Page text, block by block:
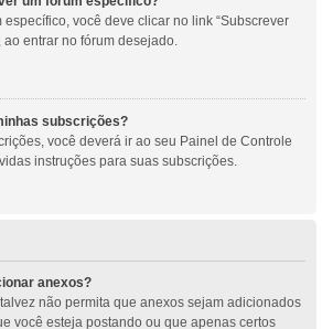
específico, você deve clicar no link “Subscrever
ao entrar no fórum desejado.
subscrições?
você deverá ir ao seu Painel de Controle
instruções para suas subscrições.
anexos?
não permita que anexos sejam adicionados
você esteja postando ou que apenas certos